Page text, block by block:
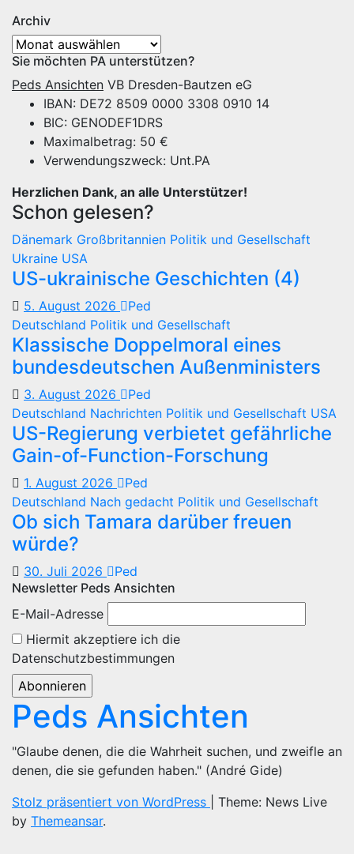
Archiv
Archiv
Sie möchten PA unterstützen?
Peds Ansichten VB Dresden-Bautzen eG
IBAN: DE72 8509 0000 3308 0910 14
BIC: GENODEF1DRS
Maximalbetrag: 50 €
Verwendungszweck: Unt.PA
Herzlichen Dank, an alle Unterstützer!
Schon gelesen?
Dänemark Großbritannien Politik und Gesellschaft
Ukraine USA
US-ukrainische Geschichten (4)
5. August 2026
Ped
Deutschland Politik und Gesellschaft
Klassische Doppelmoral eines
bundesdeutschen Außenministers
3. August 2026
Ped
Deutschland Nachrichten Politik und Gesellschaft USA
US-Regierung verbietet gefährliche
Gain-of-Function-Forschung
1. August 2026
Ped
Deutschland Nach gedacht Politik und Gesellschaft
Ob sich Tamara darüber freuen
würde?
30. Juli 2026
Ped
Newsletter Peds Ansichten
E-Mail-Adresse
Hiermit akzeptiere ich die
Datenschutzbestimmungen
Peds Ansichten
"Glaube denen, die die Wahrheit suchen, und zweifle an
denen, die sie gefunden haben." (André Gide)
Stolz präsentiert von WordPress
Theme: News Live
by Themeansar.